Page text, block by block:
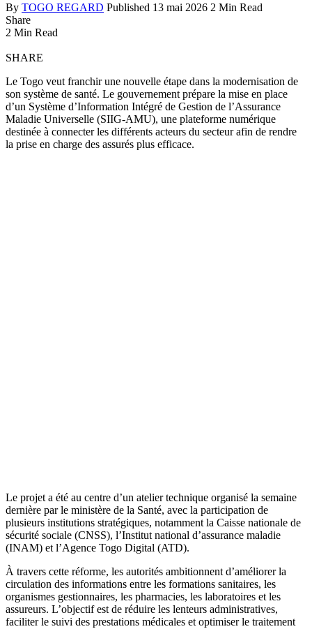
By TOGO REGARD Published 13 mai 2026 2 Min Read
Share
2 Min Read
SHARE
Le Togo veut franchir une nouvelle étape dans la modernisation de
son système de santé. Le gouvernement prépare la mise en place
d’un Système d’Information Intégré de Gestion de l’Assurance
Maladie Universelle (SIIG-AMU), une plateforme numérique
destinée à connecter les différents acteurs du secteur afin de rendre
la prise en charge des assurés plus efficace.
Le projet a été au centre d’un atelier technique organisé la semaine
dernière par le ministère de la Santé, avec la participation de
plusieurs institutions stratégiques, notamment la Caisse nationale de
sécurité sociale (CNSS), l’Institut national d’assurance maladie
(INAM) et l’Agence Togo Digital (ATD).
À travers cette réforme, les autorités ambitionnent d’améliorer la
circulation des informations entre les formations sanitaires, les
organismes gestionnaires, les pharmacies, les laboratoires et les
assureurs. L’objectif est de réduire les lenteurs administratives,
faciliter le suivi des prestations médicales et optimiser le traitement